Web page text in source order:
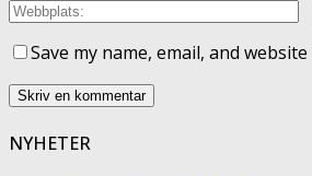
Save my name, email, and
NYHETER